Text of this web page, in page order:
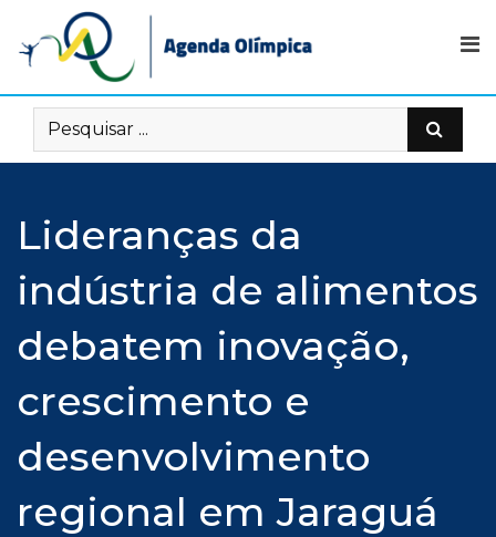
content
Lideranças da
indústria de alimentos
debatem inovação,
crescimento e
desenvolvimento
regional em Jaraguá